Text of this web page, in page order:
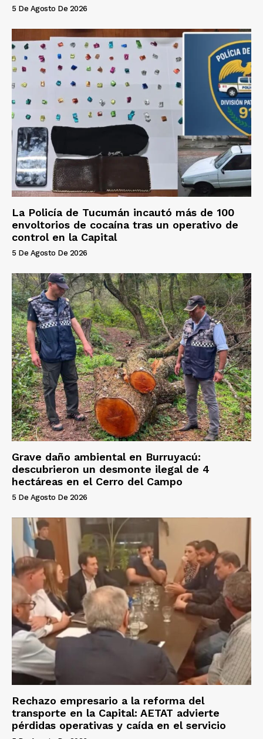
5 De Agosto De 2026
La Policía de Tucumán incautó más de 100
envoltorios de cocaína tras un operativo de
control en la Capital
5 De Agosto De 2026
Grave daño ambiental en Burruyacú:
descubrieron un desmonte ilegal de 4
hectáreas en el Cerro del Campo
5 De Agosto De 2026
Rechazo empresario a la reforma del
transporte en la Capital: AETAT advierte
pérdidas operativas y caída en el servicio